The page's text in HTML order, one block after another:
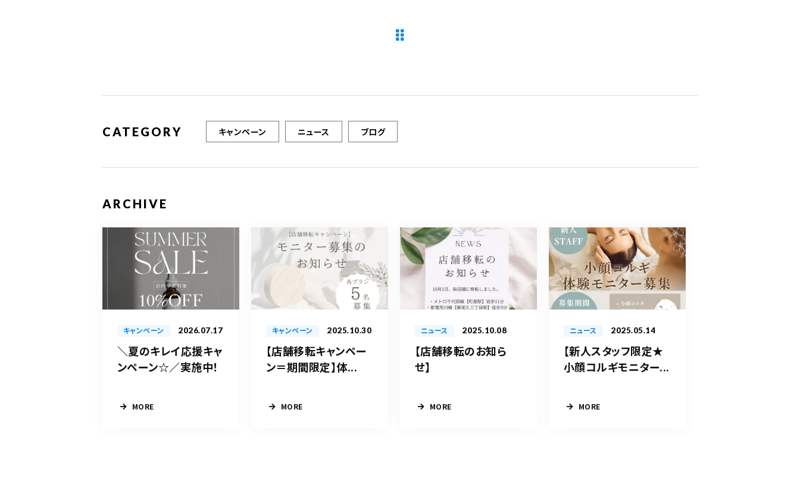
CATEGORY キャンペーン ニュース ブログ
ARCHIVE
キャンペーン 2026.07.17
＼夏のキレイ応援キャ
ンペーン☆／実施中！
MORE
キャンペーン 2025.10.30
【店舗移転キャンペー
ン＝期間限定】体...
MORE
ニュース 2025.10.08
【店舗移転のお知ら
せ】
MORE
ニュース 2025.05.14
【新人スタッフ限定★
小顔コルギモニター...
MORE